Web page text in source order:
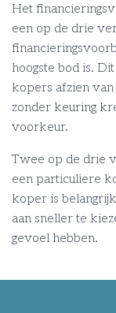
Het
een op de drie
hoogste bod is.
kopers afzien
zonder keuring
voorkeur.
Twee op de drie
een particuliere
koper is
aan sneller te
gevoel hebben.